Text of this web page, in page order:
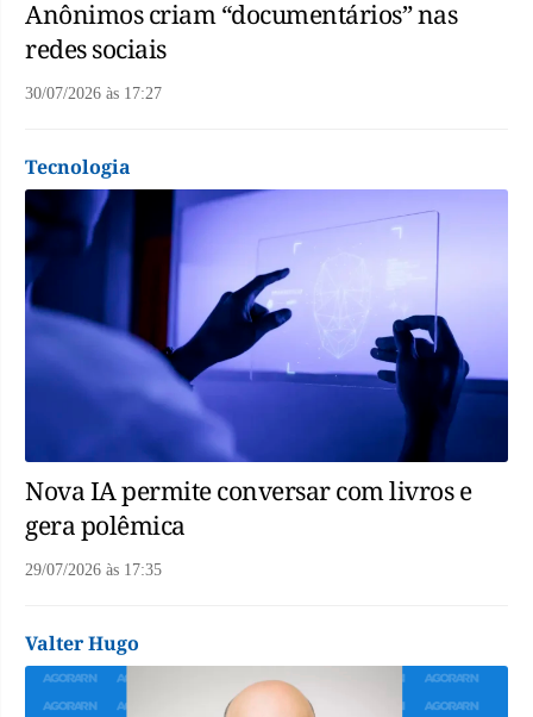
Anônimos criam “documentários” nas
redes sociais
30/07/2026 às 17:27
Tecnologia
Nova IA permite conversar com livros e
gera polêmica
29/07/2026 às 17:35
Valter Hugo